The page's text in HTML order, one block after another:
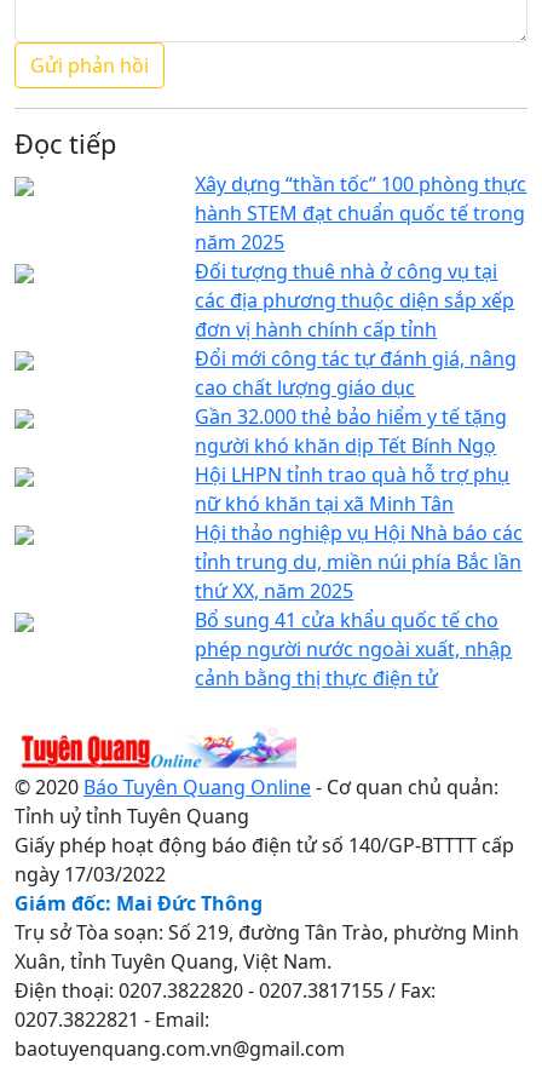
Đọc tiếp
Xây dựng “thần tốc” 100 phòng thực
hành STEM đạt chuẩn quốc tế trong
năm 2025
Đối tượng thuê nhà ở công vụ tại
các địa phương thuộc diện sắp xếp
đơn vị hành chính cấp tỉnh
Đổi mới công tác tự đánh giá, nâng
cao chất lượng giáo dục
Gần 32.000 thẻ bảo hiểm y tế tặng
người khó khăn dịp Tết Bính Ngọ
Hội LHPN tỉnh trao quà hỗ trợ phụ
nữ khó khăn tại xã Minh Tân
Hội thảo nghiệp vụ Hội Nhà báo các
tỉnh trung du, miền núi phía Bắc lần
thứ XX, năm 2025
Bổ sung 41 cửa khẩu quốc tế cho
phép người nước ngoài xuất, nhập
cảnh bằng thị thực điện tử
© 2020 Báo Tuyên Quang Online- Cơ quan chủ quản:
Tỉnh uỷ tỉnh Tuyên Quang
Giấy phép hoạt động báo điện tử số 140/GP-BTTTT cấp
ngày 17/03/2022
Giám đốc: Mai Đức Thông
Trụ sở Tòa soạn: Số 219, đường Tân Trào, phường Minh
Xuân, tỉnh Tuyên Quang, Việt Nam.
Điện thoại: 0207.3822820 - 0207.3817155 / Fax:
0207.3822821 - Email:
baotuyenquang.com.vn@gmail.com